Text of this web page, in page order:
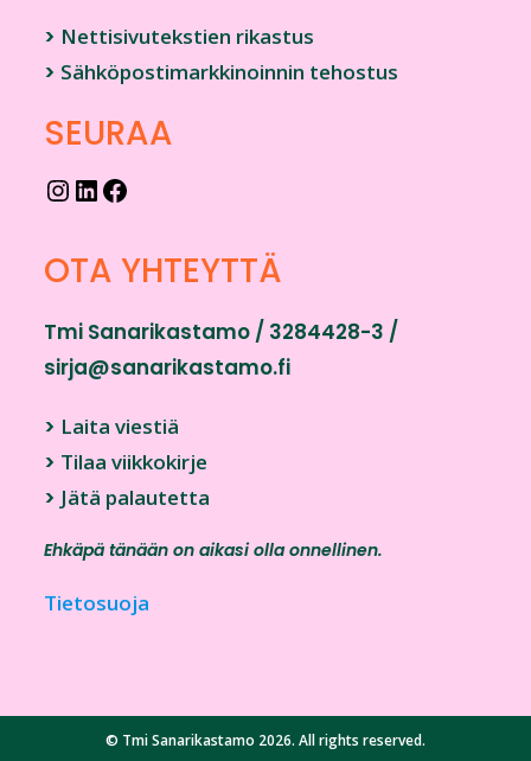
> Nettisivutekstien rikastus
> Sähköpostimarkkinoinnin tehostus
SEURAA
OTA YHTEYTTÄ
Tmi Sanarikastamo / 3284428-3 /
sirja@sanarikastamo.fi
> Laita viestiä
> Tilaa viikkokirje
> Jätä palautetta
Ehkäpä tänään on aikasi olla onnellinen.
Tietosuoja
© Tmi Sanarikastamo 2026. All rights reserved.